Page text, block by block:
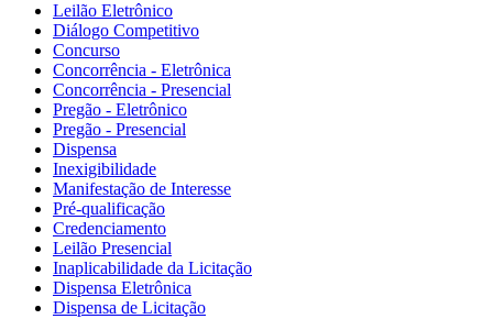
Leilão Eletrônico
Diálogo Competitivo
Concurso
Concorrência - Eletrônica
Concorrência - Presencial
Pregão - Eletrônico
Pregão - Presencial
Dispensa
Inexigibilidade
Manifestação de Interesse
Pré-qualificação
Credenciamento
Leilão Presencial
Inaplicabilidade da Licitação
Dispensa Eletrônica
Dispensa de Licitação